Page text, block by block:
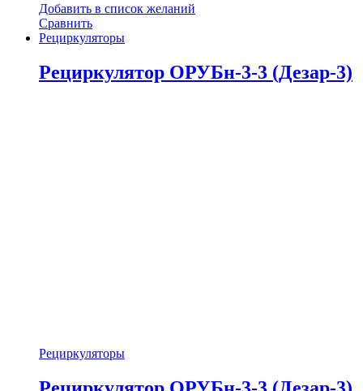
Добавить в список желаний
Сравнить
Рециркуляторы
Рециркулятор ОРУБн-3-3 (Дезар-3)
Рециркуляторы